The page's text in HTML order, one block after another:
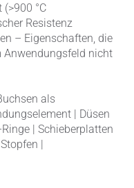
°C
Resistenz
– Eigenschaften, die
Anwendungsfeld nicht
als
| Düsen
| Schieberplatten
|